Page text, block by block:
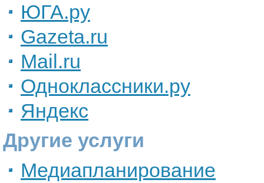
ЮГА.ру
Gazeta.ru
Mail.ru
Одноклассники.ру
Яндекс
Другие услуги
Медиапланирование